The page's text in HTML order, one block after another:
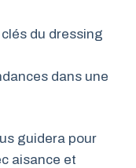
du dressing
dans une
guidera pour
aisance et